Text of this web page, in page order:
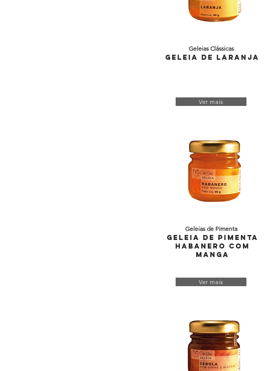
Geleias Clássicas
Geleia de Laranja
Ver mais
Geleias de Pimenta
Geleia de Pimenta
Habanero com
Manga
Ver mais